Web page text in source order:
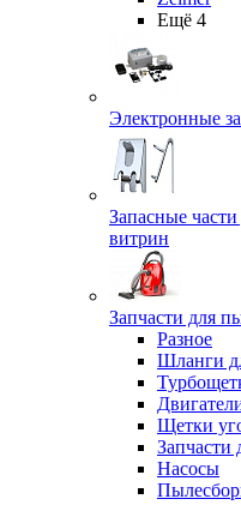
Ещё 4
Электронные
Запасные
витрин
Запчасти для
Разное
Шланги
Щетки
Запчасти
Насосы